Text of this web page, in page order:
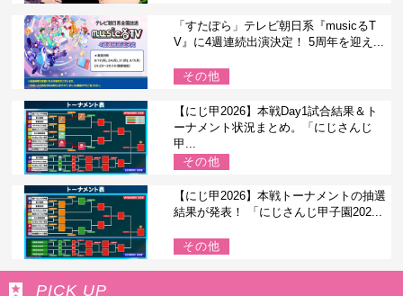
「すたぽら」テレビ朝日系『musicるT
V』に4週連続出演決定！ 5周年を迎え...
その他
【にじ甲2026】本戦Day1試合結果＆ト
ーナメント状況まとめ。「にじさんじ
甲...
その他
【にじ甲2026】本戦トーナメントの抽選
結果が発表！ 「にじさんじ甲子園202...
その他
PICK UP